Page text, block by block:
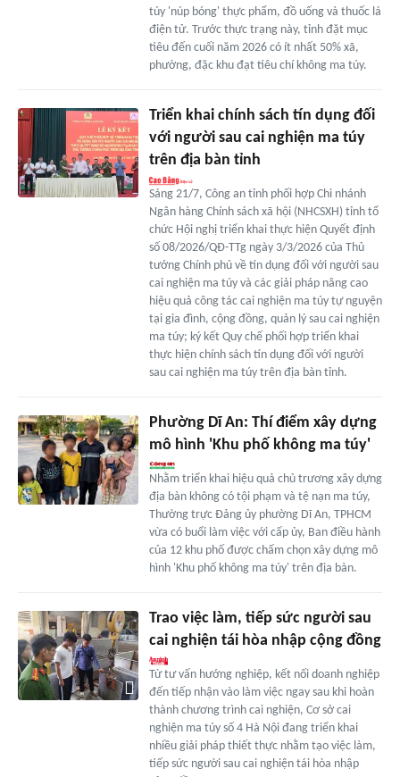
túy 'núp bóng' thực phẩm, đồ uống và thuốc lá
điện tử. Trước thực trạng này, tỉnh đặt mục
tiêu đến cuối năm 2026 có ít nhất 50% xã,
phường, đặc khu đạt tiêu chí không ma túy.
Triển khai chính sách tín dụng đối
với người sau cai nghiện ma túy
trên địa bàn tỉnh
Sáng 21/7, Công an tỉnh phối hợp Chi nhánh
Ngân hàng Chính sách xã hội (NHCSXH) tỉnh tổ
chức Hội nghị triển khai thực hiện Quyết định
số 08/2026/QĐ-TTg ngày 3/3/2026 của Thủ
tướng Chính phủ về tín dụng đối với người sau
cai nghiện ma túy và các giải pháp nâng cao
hiệu quả công tác cai nghiện ma túy tự nguyện
tại gia đình, cộng đồng, quản lý sau cai nghiện
ma túy; ký kết Quy chế phối hợp triển khai
thực hiện chính sách tín dụng đối với người
sau cai nghiện ma túy trên địa bàn tỉnh.
Phường Dĩ An: Thí điểm xây dựng
mô hình 'Khu phố không ma túy'
Nhằm triển khai hiệu quả chủ trương xây dựng
địa bàn không có tội phạm và tệ nạn ma túy,
Thường trực Đảng ủy phường Dĩ An, TPHCM
vừa có buổi làm việc với cấp ủy, Ban điều hành
của 12 khu phố được chấm chọn xây dựng mô
hình 'Khu phố không ma túy' trên địa bàn.
Trao việc làm, tiếp sức người sau
cai nghiện tái hòa nhập cộng đồng
Từ tư vấn hướng nghiệp, kết nối doanh nghiệp
đến tiếp nhận vào làm việc ngay sau khi hoàn
thành chương trình cai nghiện, Cơ sở cai
nghiện ma túy số 4 Hà Nội đang triển khai
nhiều giải pháp thiết thực nhằm tạo việc làm,
tiếp sức người sau cai nghiện tái hòa nhập